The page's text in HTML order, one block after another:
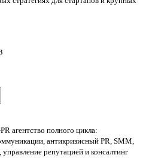
агентство полного цикла:
антикризисный PR, SMM,
репутацией и консалтинг